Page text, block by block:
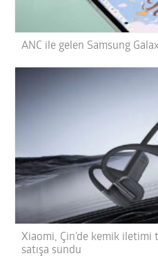
ANC ile gelen Samsung
Xiaomi, Çin’de kemik iletimi
satışa sundu